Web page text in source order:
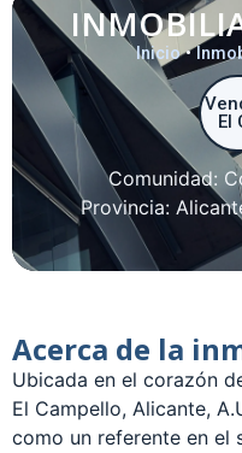
Inicio•
El
Comunidad:
Provincia:
Acerca de la
Ubicada en el corazón
El Campello, Alicante,
como un referente en el